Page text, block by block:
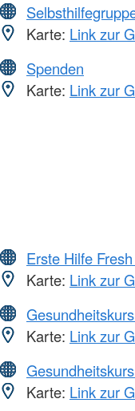
Karte: Link zur
Spenden
Karte: Link zur
Erste Hilfe
Karte: Link zur
Karte: Link zur
Karte: Link zur